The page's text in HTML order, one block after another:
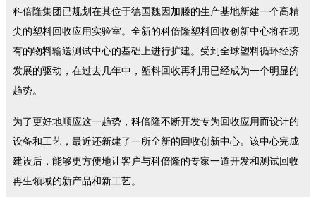
科倍隆集团已规划在其位于德国魏因加滕的生产基地新建一个高精
尖的塑料回收应用实验室。全新的科倍隆塑料回收创新中心将在现
有的物料输送测试中心的基础上进行扩建。受到全球塑料循环经济
发展的驱动，在过去几年中，塑料回收再利用已经成为一个明显的
趋势。
为了更好地顺应这一趋势，科倍隆不断开发专为回收应用而设计的
设备和工艺，最近还新建了一所全新的回收创新中心。该中心完成
建设后，能够更方便地让客户与科倍隆的专家一道开发和测试回收
再生领域的新产品和新工艺。